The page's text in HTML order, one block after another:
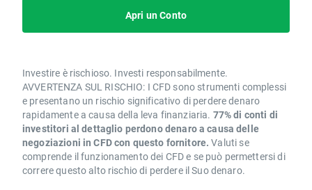
Apri un Conto
Investire è rischioso. Investi responsabilmente.
AVVERTENZA SUL RISCHIO: I CFD sono strumenti complessi
e presentano un rischio significativo di perdere denaro
rapidamente a causa della leva finanziaria. 77% di conti di
investitori al dettaglio perdono denaro a causa delle
negoziazioni in CFD con questo fornitore. Valuti se
comprende il funzionamento dei CFD e se può permettersi di
correre questo alto rischio di perdere il Suo denaro.